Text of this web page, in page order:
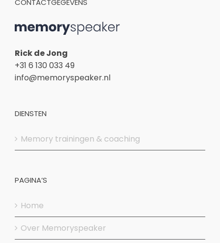
CONTACTGEGEVENS
Rick de Jong
+31 6 130 033 49
info@memoryspeaker.nl
DIENSTEN
Memory trainingen & coaching
PAGINA’S
Home
Over Memoryspeaker